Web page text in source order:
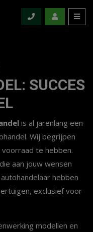
SUCCES
is al jarenlang een
Wij begrijpen
te hebben.
aan jouw wensen
hebben
exclusief voor
modellen en